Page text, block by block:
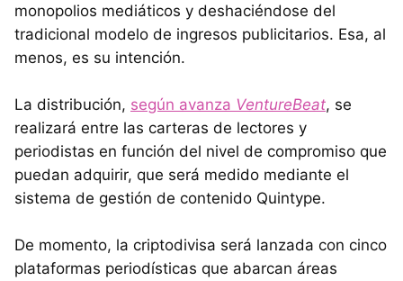
monopolios mediáticos y deshaciéndose del
tradicional modelo de ingresos publicitarios. Esa, al
menos, es su intención.
La distribución, según avanza VentureBeat, se
realizará entre las carteras de lectores y
periodistas en función del nivel de compromiso que
puedan adquirir, que será medido mediante el
sistema de gestión de contenido Quintype.
De momento, la criptodivisa será lanzada con cinco
plataformas periodísticas que abarcan áreas